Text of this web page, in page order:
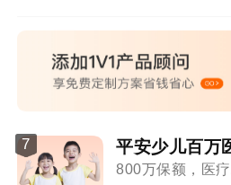
7 平安少儿百万
800万保额，医